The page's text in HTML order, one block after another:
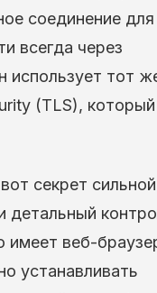
соединение для
всегда через
использует тот
(TLS), который
секрет сильной
детальный
имеет веб-
устанавливать